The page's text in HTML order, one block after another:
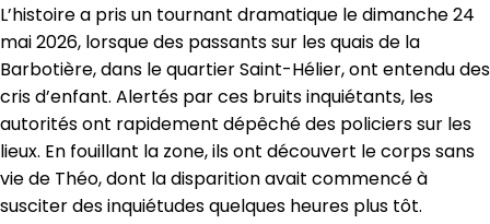
L’histoire a pris un tournant dramatique le dimanche 24
mai 2026, lorsque des passants sur les quais de la
Barbotière, dans le quartier Saint-Hélier, ont entendu des
cris d’enfant. Alertés par ces bruits inquiétants, les
autorités ont rapidement dépêché des policiers sur les
lieux. En fouillant la zone, ils ont découvert le corps sans
vie de Théo, dont la disparition avait commencé à
susciter des inquiétudes quelques heures plus tôt.